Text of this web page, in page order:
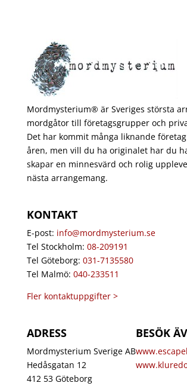
Mordmysterium® är Sveriges största
mordgåtor till företagsgrupper och
Det har kommit många liknande
åren, men vill du ha originalet har du
skapar en minnesvärd och rolig
nästa arrangemang.
KONTAKT
E-post: info@mordmysterium.se
Tel Stockholm: 08-209191
Tel Göteborg: 031-7135580
Tel Malmö: 040-233511
Fler kontaktuppgifter >
ADRESS
Mordmysterium Sverige AB
Hedåsgatan 12
412 53 Göteborg
BESÖK